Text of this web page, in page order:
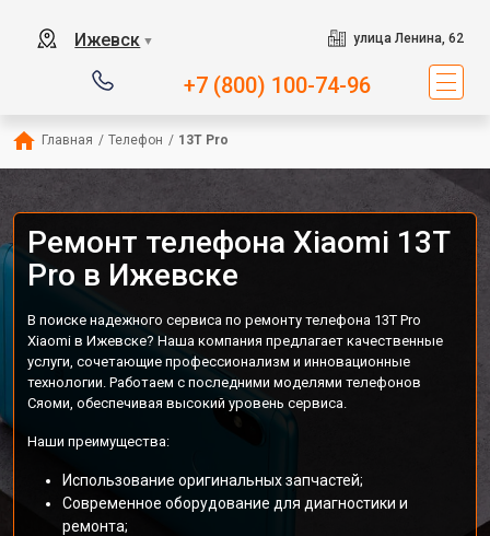
Ижевск ▼ улица Ленина, 62
+7 (800) 100-74-96
Главная / Телефон / 13T Pro
Ремонт телефона Xiaomi 13T
Pro в Ижевске
В поиске надежного сервиса по ремонту телефона 13T Pro
Xiaomi в Ижевске? Наша компания предлагает качественные
услуги, сочетающие профессионализм и инновационные
технологии. Работаем с последними моделями телефонов
Сяоми, обеспечивая высокий уровень сервиса.
Наши преимущества:
Использование оригинальных запчастей;
Современное оборудование для диагностики и
ремонта;